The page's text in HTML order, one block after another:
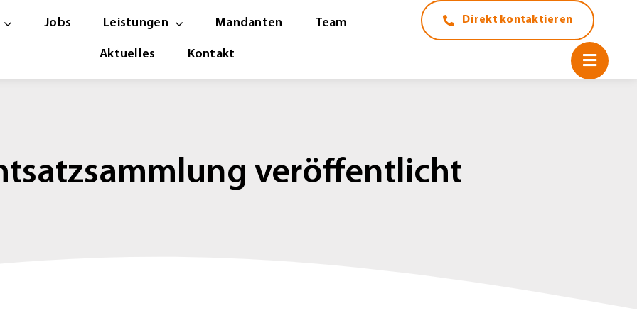
Jobs Leistungen Mandanten Team
Aktuelles Kontakt
Direkt kontaktieren
veröffentlicht